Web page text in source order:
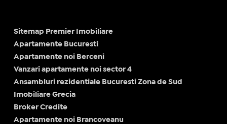
Sitemap Premier Imobiliare
Apartamente Bucuresti
Apartamente noi Berceni
Vanzari apartamente noi sector 4
Ansambluri rezidentiale Bucuresti Zona de Sud
Imobiliare Grecia
Broker Credite
Apartamente noi Brancoveanu